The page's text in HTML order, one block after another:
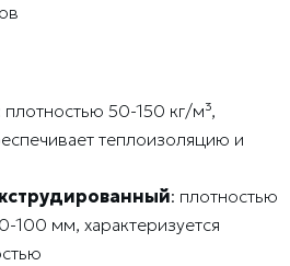
плотностью 50-150 кг/м³,
теплоизоляцию и
: плотностью
100 мм, характеризуется